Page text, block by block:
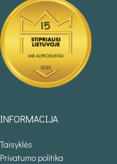
INFORMACIJA
Taisyklės
Privatumo politika